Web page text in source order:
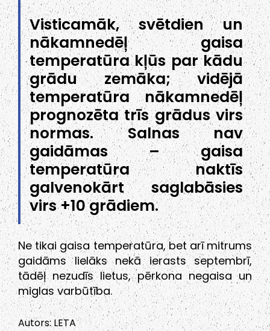
Visticamāk, svētdien un
nākamnedēļ gaisa
temperatūra kļūs par kādu
grādu zemāka; vidējā
temperatūra nākamnedēļ
prognozēta trīs grādus virs
normas. Salnas nav
gaidāmas – gaisa
temperatūra naktīs
galvenokārt saglabāsies
virs +10 grādiem.
Ne tikai gaisa temperatūra, bet arī mitrums
gaidāms lielāks nekā ierasts septembrī,
tādēļ nezudīs lietus, pērkona negaisa un
miglas varbūtība.
Autors: LETA